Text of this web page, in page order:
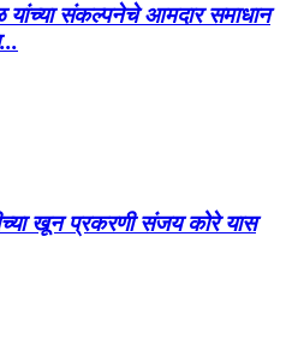
संकल्पनेचे आमदार समाधान
खून प्रकरणी संजय कोरे यास